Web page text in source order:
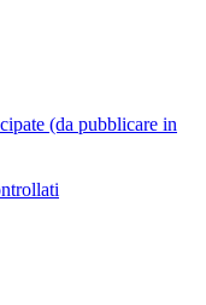
(da pubblicare in